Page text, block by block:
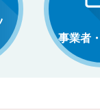
事業者